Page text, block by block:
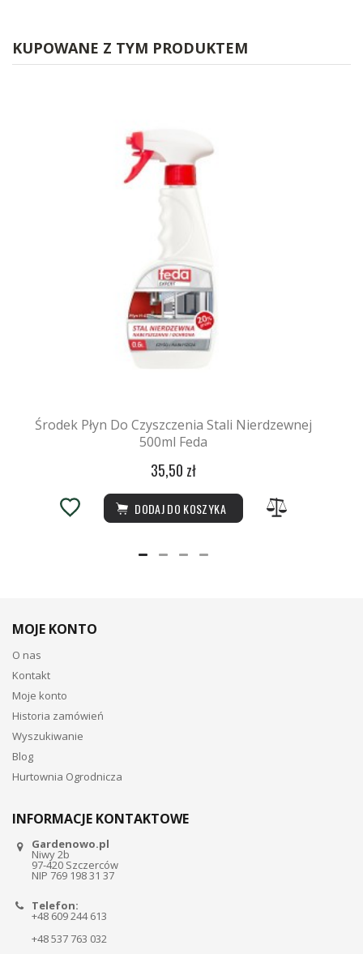
KUPOWANE Z TYM PRODUKTEM
Środek Płyn Do Czyszczenia Stali Nierdzewnej
500ml Feda
35,50 zł
DODAJ DO KOSZYKA
MOJE KONTO
O nas
Kontakt
Moje konto
Historia zamówień
Wyszukiwanie
Blog
Hurtownia Ogrodnicza
INFORMACJE KONTAKTOWE
Gardenowo.pl
Niwy 2b
97-420 Szczerców
NIP 769 198 31 37
Telefon:
+48 609 244 613
+48 537 763 032